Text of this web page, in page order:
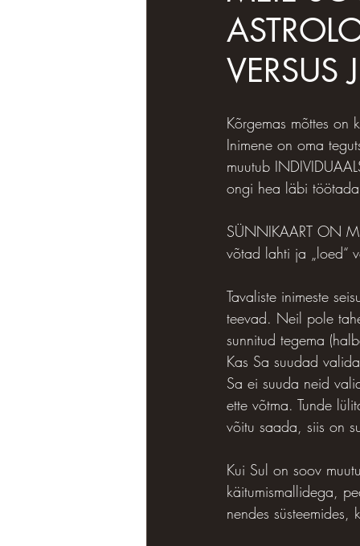
VERSUS
Kõrgemas mõttes on
Inimene on oma
muutub
ongi hea läbi
SÜNNIKAART ON
võtad lahti ja „loed“
Tavaliste inimeste
teevad. Neil pole
sunnitud tegema
Kas Sa suudad
Sa ei suuda neid
ette võtma. Tunde
võitu saada, siis on
Kui Sul on soov
käitumismallidega,
nendes süsteemides,